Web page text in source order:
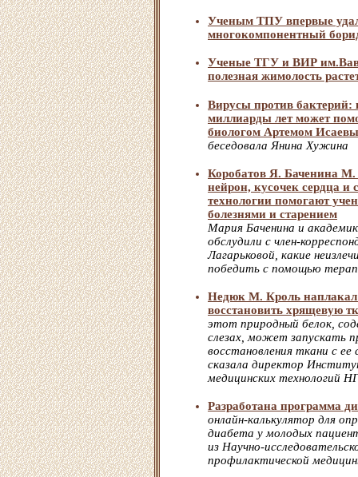
Ученым ТПУ впервые
многокомпонентный
Ученые ТГУ и ВИР
полезная жимолость
Вирусы против бактерий:
миллиарды лет может
биологом Артемом
беседовала Янина Хужина
Коробатов Я. Баченина
нейрон, кусочек сердца и
технологии помогают
болезнями и старением
Мария Баченина и
обслудили с член-
Лагарьковой, какие
победить с помощью
Недюк М. Кроль
восстановить хрящевую
этот природный белок,
слезах, может запускать
восстановления ткани с
сказала директор
медицинских технологий
Разработана программа
онлайн-калькулятор для
диабета у молодых
из Научно-
профилактической